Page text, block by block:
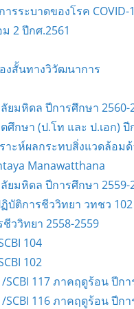
รระบาดของโรค COVID-
2 ปีกศ.2561
งสั้นทางวิวัฒนาการ
มหิดล ปีการศึกษา 2560-
กษา (ป.โท และ ป.เอก) ปี
าะห์ผลกระทบสิ่งแวดล้อม
Manawatthana
มหิดล ปีการศึกษา 2559-
ติการชีววิทยา วทชว
ววิทยา 2558-2559
104
102
SCBI 117 ภาคฤดูร้อน ปีก
SCBI 116 ภาคฤดูร้อน ปีก